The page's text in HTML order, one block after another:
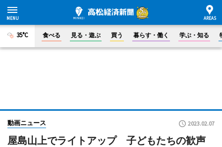
35°C 食べる 見る・遊ぶ 買う 暮らす・働く 学ぶ・知る
動画ニュース 2023.02.07
屋島山上でライトアップ 子どもたちの歓声